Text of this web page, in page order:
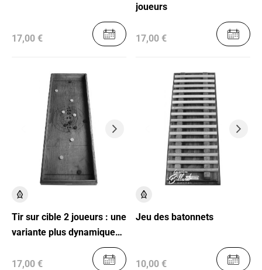
17,00 €
joueurs
17,00 €
Tir sur cible 2 joueurs : une
variante plus dynamique
17,00 €
Jeu des batonnets
10,00 €